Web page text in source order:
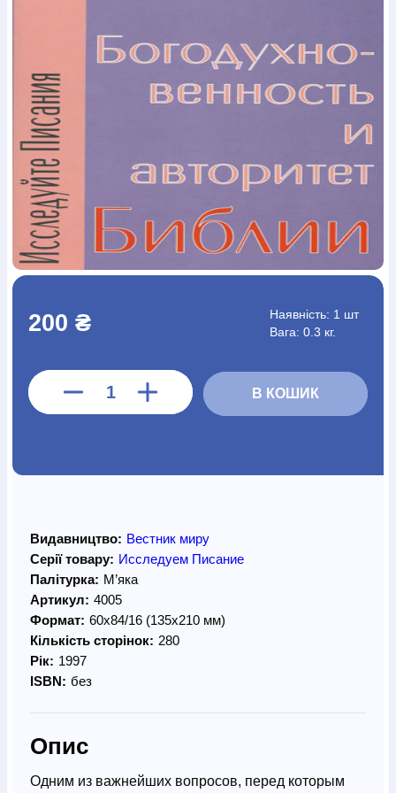
АудіоРучки кулькові Відео Галантерея
Закладки для книг ФутболкиБрелоки Сумки Біжутерія
Блокноти
Щоденники / щотижневикиВироби з дерева
Вироби з кераміки і глиниВироби з сріблаКартини
Навчальні мапи
виробиМіні-лампи
Пакети
подарункові
ПлакатиПластмасові вироби Хустки
Подарункові карткиРозвиваючі ігриРепринтиСвічки
ЗошитиФотокартини Чохли на Библії
Календарі
Канцелярскі товариКомп`ютерні ігри
Листівки
Сувенирна продукція Годинники
Пазли
Книга в комплекті
(097) 880-6379
200 ₴ Наявність: 1 шт
Вага: 0.3 кг.
В КОШИК
Видавництво: Вестник миру
Серії товару: Исследуем Писание
Палітурка: М’яка
Артикул: 4005
Формат: 60х84/16 (135х210 мм)
Кількість сторінок: 280
Рік: 1997
ISBN: без
Опис
Одним из важнейших вопросов, перед которым